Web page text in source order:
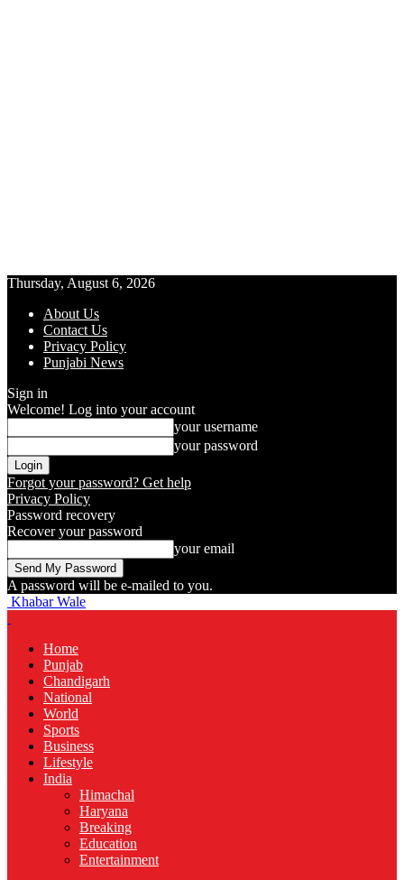
Thursday, August 6, 2026
About Us
Contact Us
Privacy Policy
Punjabi News
Sign in
Welcome! Log into your account
your username
your password
Forgot your password? Get help
Privacy Policy
Password recovery
Recover your password
your email
A password will be e-mailed to you.
Khabar Wale
Home
Punjab
Chandigarh
National
World
Sports
Business
Lifestyle
India
Himachal
Haryana
Breaking
Education
Entertainment